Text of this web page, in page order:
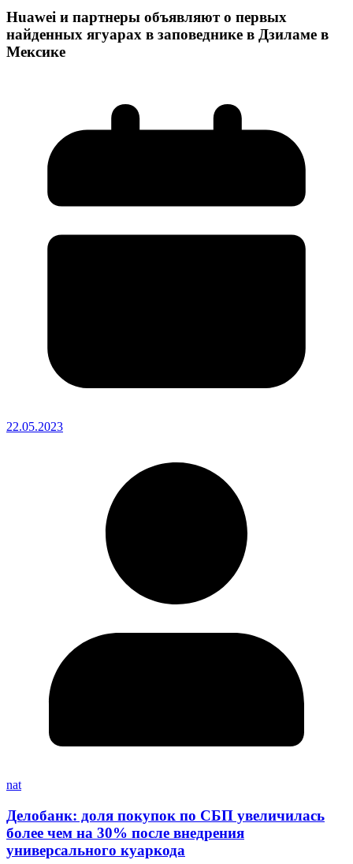
Huawei и партнеры объявляют о первых
найденных ягуарах в заповеднике в Дзиламе в
Мексике
22.05.2023
nat
Делобанк: доля покупок по СБП увеличилась
более чем на 30% после внедрения
универсального куаркода